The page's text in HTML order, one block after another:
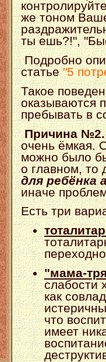
же тоном
ты ешь?!",
Подробно
статье"5
Такое
оказываются
пребывать в
Причина №2.
очень ёмкая.
можно было
о главном, то
для
иначе
Есть три
"мама-
слабости
как
что
имеет